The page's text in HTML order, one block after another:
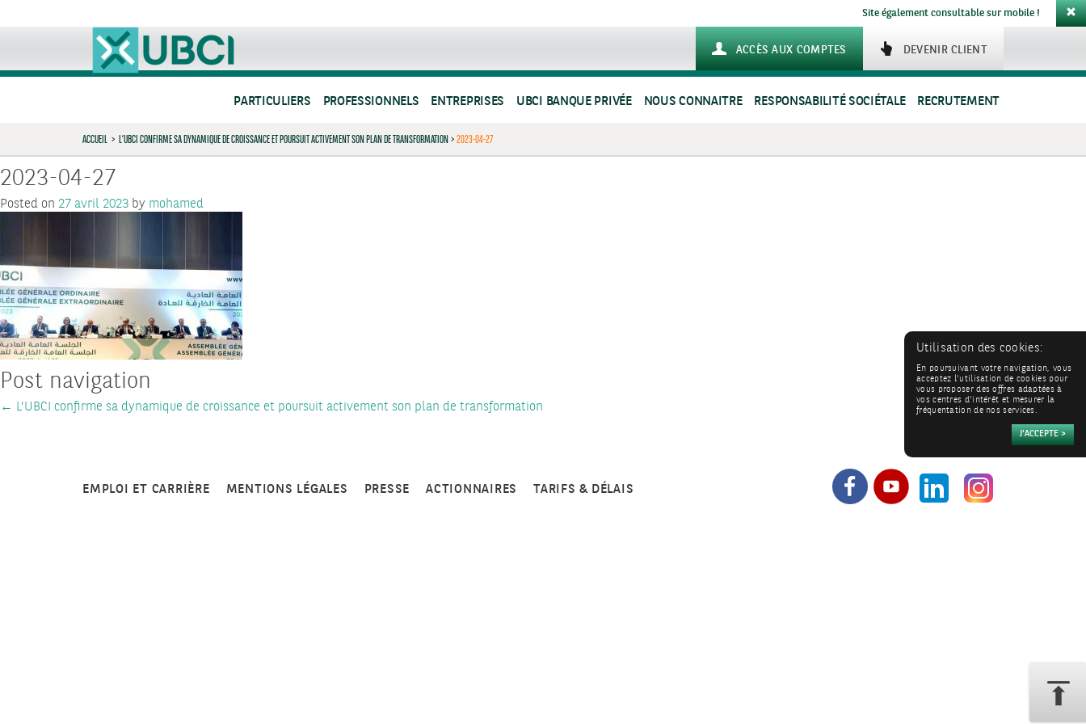
Site également consultable sur mobile !
DEVENIR CLIENT
ACCÈS AUX COMPTES
PARTICULIERS PROFESSIONNELS ENTREPRISES UBCI BANQUE PRIVÉE NOUS CONNAITRE RESPONSABILITÉ SOCIÉTALE RECRUTEMENT
ACCUEIL > L’UBCI CONFIRME SA DYNAMIQUE DE CROISSANCE ET POURSUIT ACTIVEMENT SON PLAN DE TRANSFORMATION>2023-04-27
2023-04-27
Posted on 27 avril 2023 by mohamed
Post navigation
← L’UBCI confirme sa dynamique de croissance et poursuit activement son plan de transformation
EMPLOI ET CARRIÈRE MENTIONS LÉGALES PRESSE ACTIONNAIRES TARIFS & DÉLAIS
Utilisation des cookies:
En poursuivant votre navigation, vous
acceptez l'utilisation de cookies pour
vous proposer des offres adaptées à
vos centres d'intérêt et mesurer la
fréquentation de nos services.